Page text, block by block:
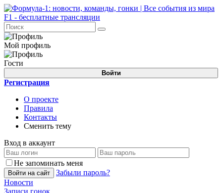
Мой профиль
Гости
Войти
Регистрация
О проекте
Правила
Контакты
Сменить тему
Вход в аккаунт
Не запоминать меня
Войти на сайт
Забыли пароль?
Новости
Записи гонок